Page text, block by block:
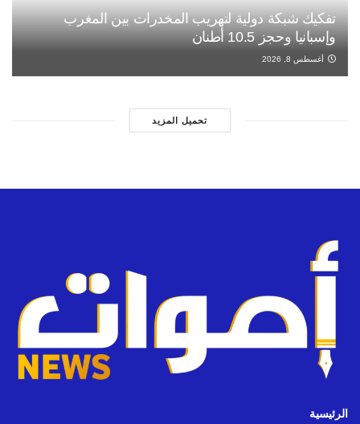
تفكيك شبكة دولية لتهريب المخدرات بين المغرب
وإسبانيا وحجز 10.5 أطنان
أغسطس 8, 2026
تحميل المزيد
الرئيسية